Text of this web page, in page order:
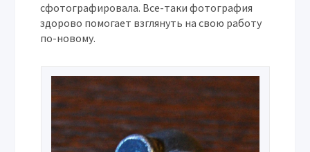
сфотографировала. Все-таки фотография
здорово помогает взглянуть на свою работу
по-новому.